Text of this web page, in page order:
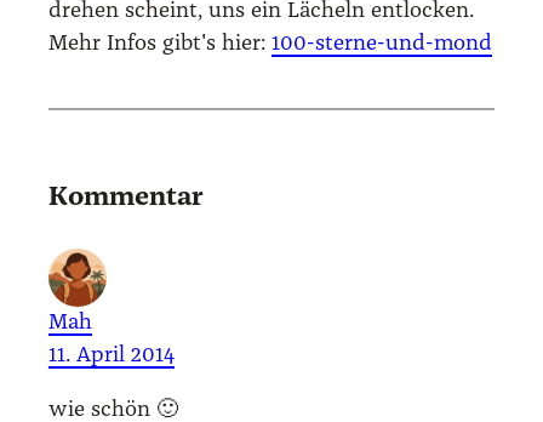
drehen scheint, uns ein Lächeln entlocken.
Mehr Infos gibt's hier: 100-sterne-und-mond
Kommentar
Mah
11. April 2014
wie schön 🙂